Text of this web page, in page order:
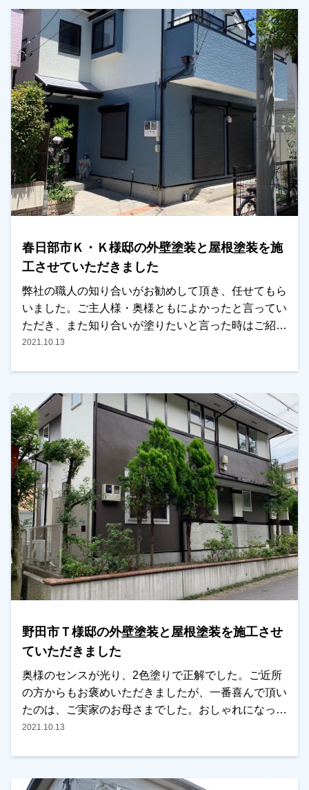
春日部市Ｋ・Ｋ様邸の外壁塗装と屋根塗装を施
工させていただきました
弊社の職人の知り合いがお勧めして頂き、任せてもら
いました。ご主人様・奥様ともによかったと言ってい
ただき、また知り合いが塗りたいと言った時はご紹介
するとまで言っていただきました！よろしくお願いし
2021.10.13
野田市Ｔ様邸の外壁塗装と屋根塗装を施工させ
ていただきました
奥様のセンスが光り、2色塗りで正解でした。ご近所
の方からもお褒めいただきましたが、一番喜んで頂い
たのは、ご実家のお母さまでした。おしゃれになった
とのことで、ご実家を塗る時にはご相談したいとも言
をお考えのお客様、是非ともよろしくお願いいたしま
2021.10.13